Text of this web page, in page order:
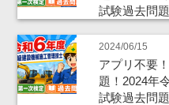
試験過去問
2024/06/15
アプリ不要
題！2024年
試験過去問